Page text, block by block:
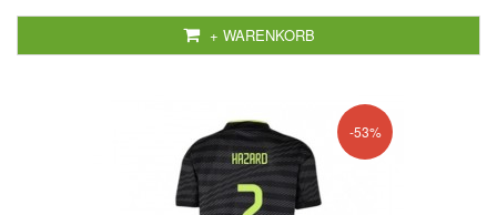
+ WARENKORB
-53%